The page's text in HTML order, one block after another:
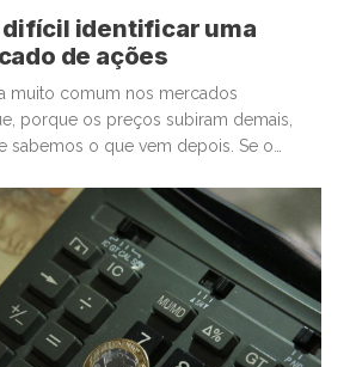
difícil identificar uma
de ações
muito comum nos mercados
porque os preços subiram demais,
sabemos o que vem depois. Se o
seja ter certeza absoluta,
ele estar ou não. Nas últimas
impressionantes. […]